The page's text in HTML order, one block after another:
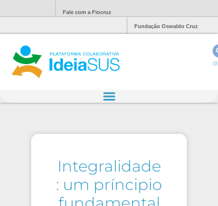
Fale com a Fiocruz
Fundação Oswaldo Cruz
Integralidade
: um príncipio